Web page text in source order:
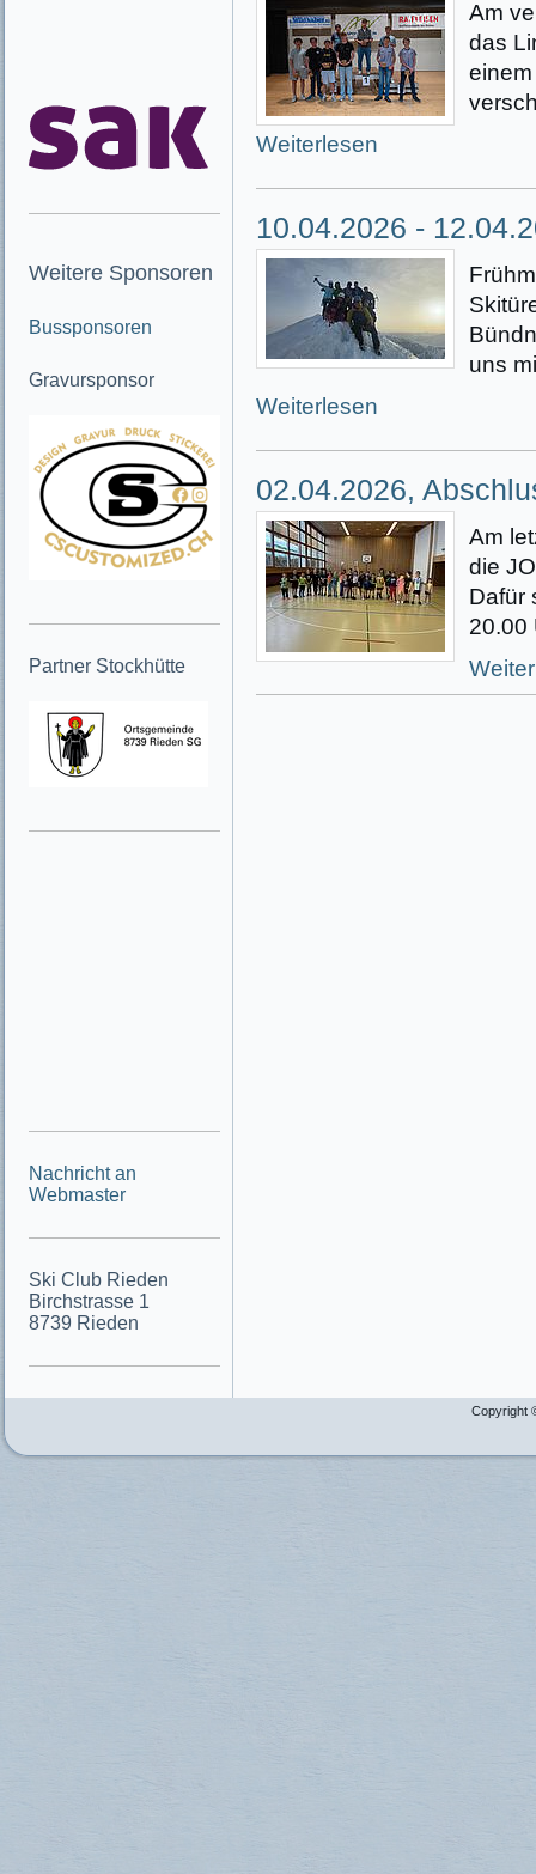
Weitere Sponsoren
Bussponsoren
Gravursponsor
Partner Stockhütte
Nachricht an
Webmaster
Ski Club Rieden
Birchstrasse 1
8739 Rieden
Am
das
Weiterlesen
10.04.2026 -
uns
Weiterlesen
02.04.2026,
Am
die
Dafür
20.00
Copyright